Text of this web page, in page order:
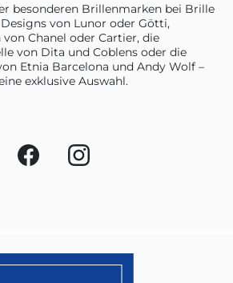
besonderen Brillenmarken bei Brille
von Lunor oder Götti,
Chanel oder Cartier, die
von Dita und Coblens oder die
Etnia Barcelona und Andy Wolf –
exklusive Auswahl.